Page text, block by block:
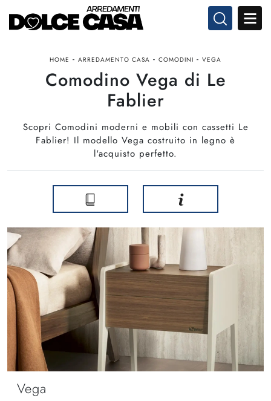
HOME - ARREDAMENTO CASA - COMODINI - VEGA
Comodino Vega di Le
Fablier
Scopri Comodini moderni e mobili con cassetti Le
Fablier! Il modello Vega costruito in legno è
l'acquisto perfetto.
Vega